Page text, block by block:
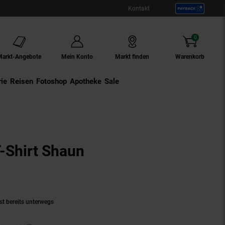
Kontakt
Angebote Mein Konto Markt finden Warenkorb
0
Artikel
Externer Link:
Reisen Externer Link:
Fotoshop Externer Link:
Apotheke Sale
Shirt Shaun
bereits unterwegs